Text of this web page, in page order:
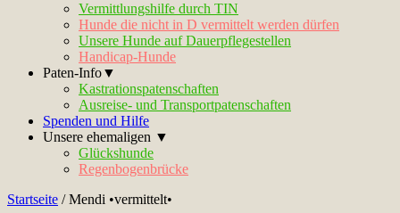
Vermittlungshilfe durch TIN
Hunde die nicht in D vermittelt werden dürfen
Unsere Hunde auf Dauerpflegestellen
Handicap-Hunde
Paten-Info▼
Kastrationspatenschaften
Ausreise- und Transportpatenschaften
Spenden und Hilfe
Unsere ehemaligen ▼
Glückshunde
Regenbogenbrücke
Startseite /Mendi •vermittelt•